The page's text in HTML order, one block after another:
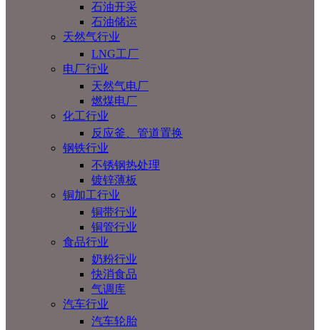
石油开采
石油储运
天然气行业
LNG工厂
电厂行业
天然气电厂
燃煤电厂
化工行业
反应釜、管道置换
钢铁行业
不锈钢热处理
镀锌薄板
铜加工行业
铜带行业
铜管行业
食品行业
奶粉行业
快消食品
气调库
汽车行业
汽车轮胎